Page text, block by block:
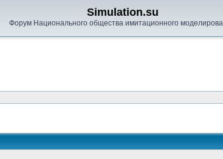
Simulation.su
Форум Национального общества имитационного